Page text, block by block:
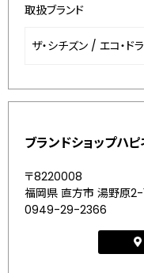
取扱ブランド
ザ・シチズン / エコ・ド
ブランドショップハ
〒8220008
福岡県 直方市 湯野原
0949-29-2366